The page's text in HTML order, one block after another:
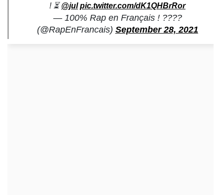
! ⏳ @jul pic.twitter.com/dK1QHBrRor
— 100% Rap en Français ! ????
(@RapEnFrancais) September 28, 2021